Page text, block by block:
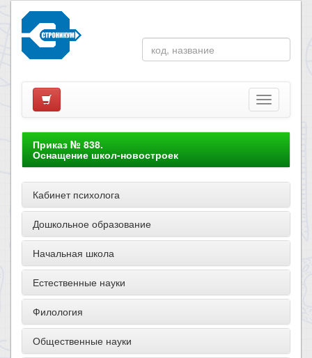
Приказ № 838.
Оснащение школ-новостроек
Кабинет психолога
Дошкольное образование
Начальная школа
Естественные науки
Филология
Общественные науки